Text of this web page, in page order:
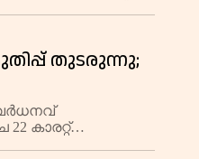
തുടരുന്നു;
കാരറ്റ്